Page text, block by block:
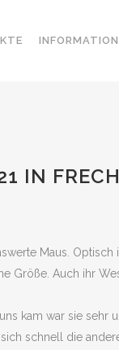
IN
Maus. Optisch
Größe. Auch ihr
kam war sie sehr
schnell die